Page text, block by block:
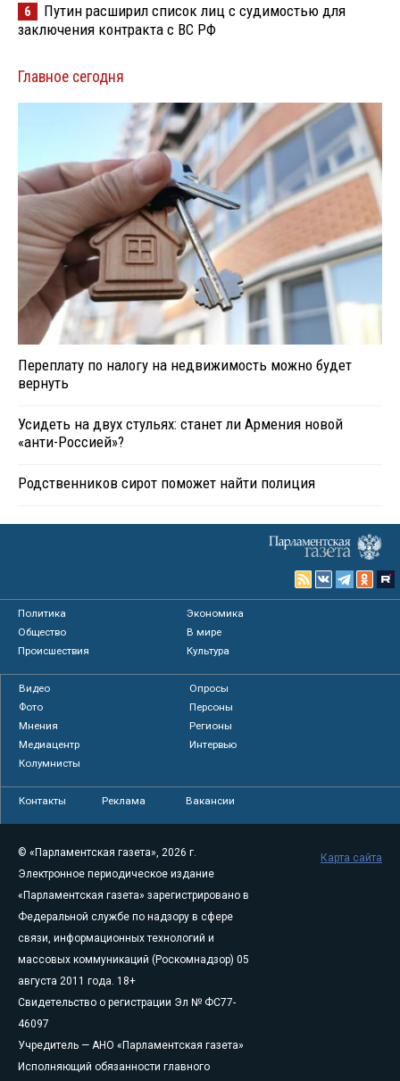
6
Путин расширил список лиц с судимостью для
заключения контракта с ВС РФ
Главное сегодня
Переплату по налогу на недвижимость можно будет
вернуть
Усидеть на двух стульях: станет ли Армения новой
«анти-Россией»?
Родственников сирот поможет найти полиция
Политика
Экономика
Общество
В мире
Происшествия
Культура
Видео
Опросы
Фото
Персоны
Мнения
Регионы
Медиацентр
Интервью
Колумнисты
Контакты Реклама Вакансии
© «Парламентская газета», 2026 г.
Электронное периодическое издание
«Парламентская газета» зарегистрировано в
Федеральной службе по надзору в сфере
связи, информационных технологий и
массовых коммуникаций (Роскомнадзор) 05
августа 2011 года. 18+
Свидетельство о регистрации Эл № ФС77-
46097
Учредитель — АНО «Парламентская газета»
Исполняющий обязанности главного
Карта сайта